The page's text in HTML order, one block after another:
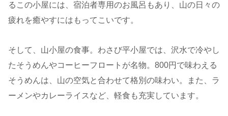
るこの小屋には、宿泊者専用のお風呂もあり、山の日々の
疲れを癒やすにはもってこいです。
そして、山小屋の食事。わさび平小屋では、沢水で冷やし
たそうめんやコーヒーフロートが名物。800円で味わえる
そうめんは、山の空気と合わせて格別の味わい。また、ラ
ーメンやカレーライスなど、軽食も充実しています。